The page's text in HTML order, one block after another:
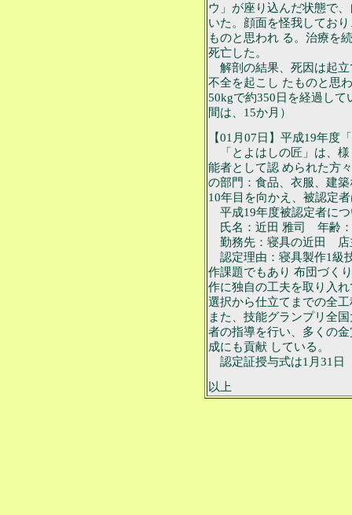
ウ」が座り込んだ状態で
いた。顔面を怪我してお
ものと思われ る。治療を
死亡した。
解剖の結果、死因は起立
不全を起こし たものと思
50kgで約350日を経過し
間は、15か月）
【01月07日】平成19年度
「とよはしの匠」は、様
能者として認 められた方
の部門：食品、衣服、建
10年目を向かえ、被認定
平成19年度被認定者につ
氏名：近田 雅司 年齢
勤務先：寝具の近田 店
認定理由：寝具製作1級
作課題でもあり 布団づく
作に独自の工夫を取り入
選択から仕立てまでの全
また、技能グランプリ全
者の指導を行い、多くの
成にも貢献 している。
認定証授与式は1月31日
以上